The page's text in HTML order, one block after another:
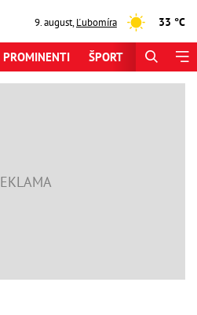
9. august,Ľubomíra 33 °C
PROMINENTI ŠPORT